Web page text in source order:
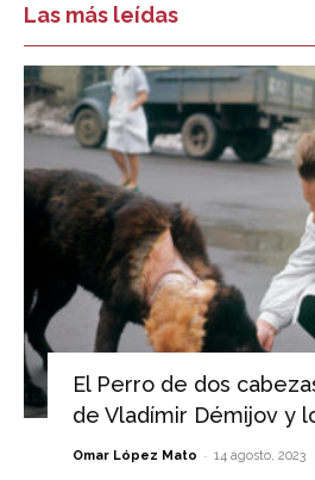
Las más leídas
El Perro de dos
de Vladímir Démijov y
Omar López Mato - 14 agosto, 2023